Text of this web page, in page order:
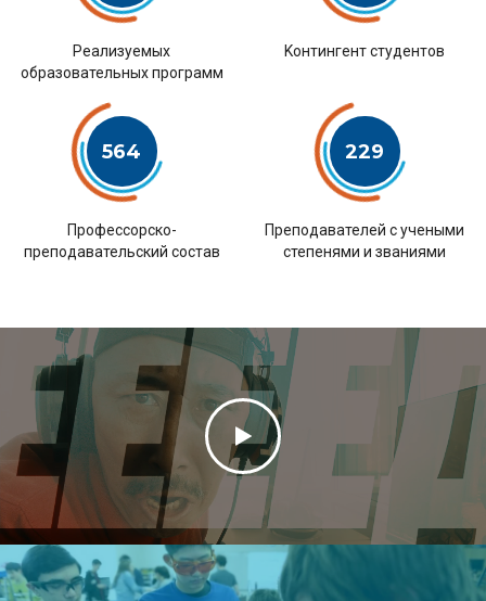
Pеализуемых
образовательных программ
Kонтингент студентов
564
Профессорско-
преподавательский состав
229
Преподавателей с учеными
степенями и званиями